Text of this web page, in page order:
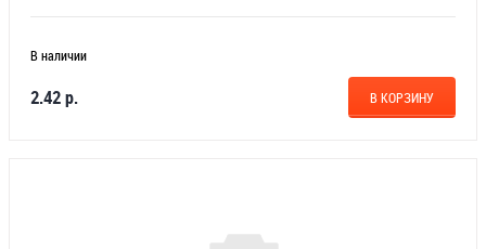
В наличии
2.42 р. В КОРЗИНУ